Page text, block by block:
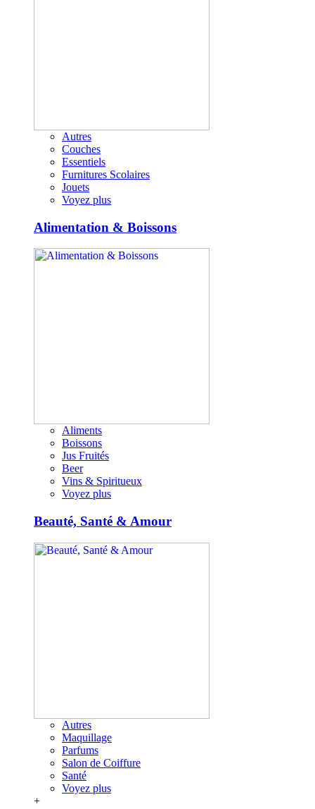
Autres
Couches
Essentiels
Furnitures Scolaires
Jouets
Voyez plus
Alimentation & Boissons
Aliments
Boissons
Jus Fruités
Beer
Vins & Spiritueux
Voyez plus
Beauté, Santé & Amour
Autres
Maquillage
Parfums
Salon de Coiffure
Santé
Voyez plus
+